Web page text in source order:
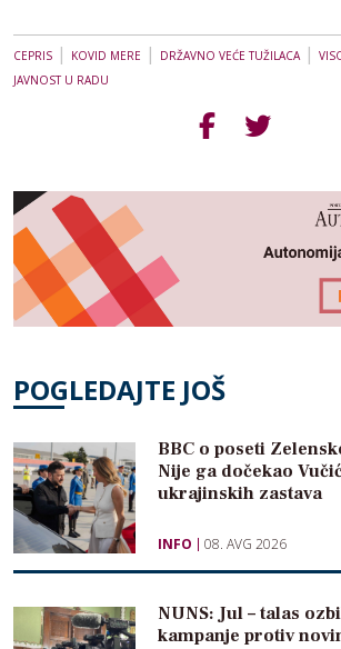
CEPRIS | KOVID MERE | DRŽAVNO VEĆE TUŽILACA|
JAVNOST U RADU
POGLEDAJTE JOŠ
BBC o poseti
Nije ga dočekao
ukrajinskih zastava
INFO 08. AVG 2026
NUNS: Jul – talas
kampanje protiv